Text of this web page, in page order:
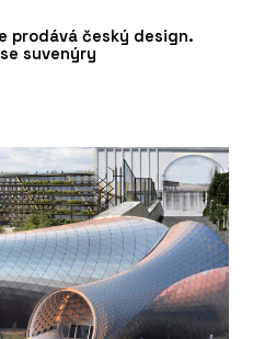
prodává český design.
suvenýry